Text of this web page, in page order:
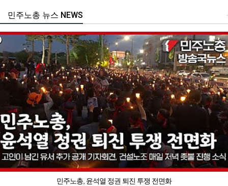
주노총 뉴스 NEWS
민주노총, 윤석열 정권 퇴진 투쟁 전면화